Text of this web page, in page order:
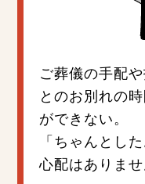
ご葬儀の手配
とのお別れの
ができない。
「ちゃんとし
心配はありませ